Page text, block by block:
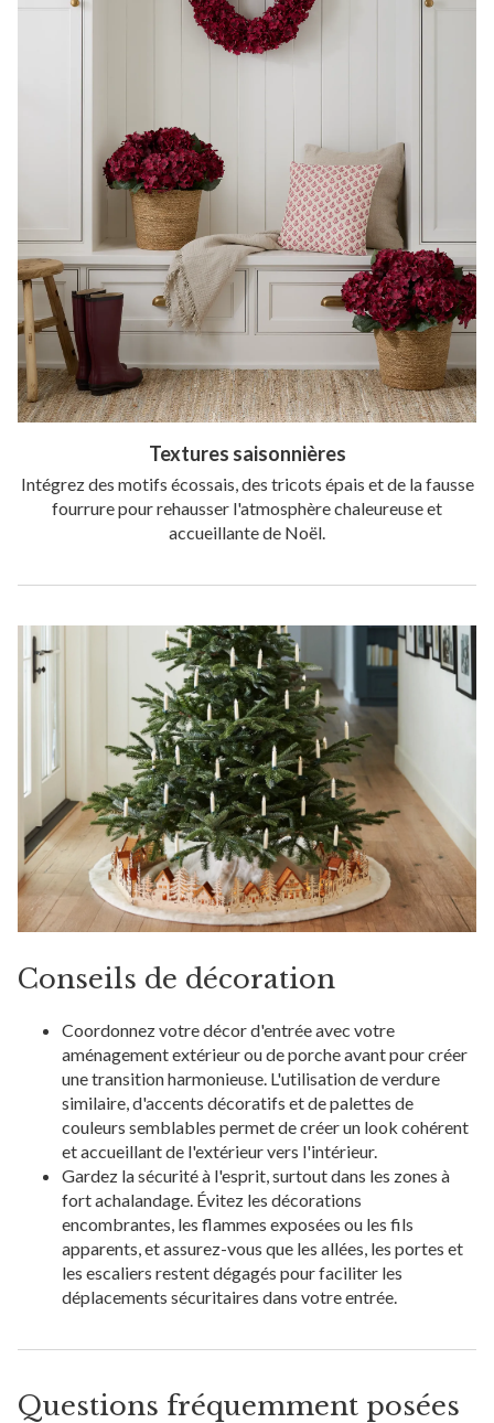
Textures saisonnières
Intégrez des motifs écossais, des tricots épais et de la fausse
fourrure pour rehausser l'atmosphère chaleureuse et
accueillante de Noël.
Conseils de décoration
Coordonnez votre décor d'entrée avec votre
aménagement extérieur ou de porche avant pour créer
une transition harmonieuse. L'utilisation de verdure
similaire, d'accents décoratifs et de palettes de
couleurs semblables permet de créer un look cohérent
et accueillant de l'extérieur vers l'intérieur.
Gardez la sécurité à l'esprit, surtout dans les zones à
fort achalandage. Évitez les décorations
encombrantes, les flammes exposées ou les fils
apparents, et assurez-vous que les allées, les portes et
les escaliers restent dégagés pour faciliter les
déplacements sécuritaires dans votre entrée.
Questions fréquemment posées